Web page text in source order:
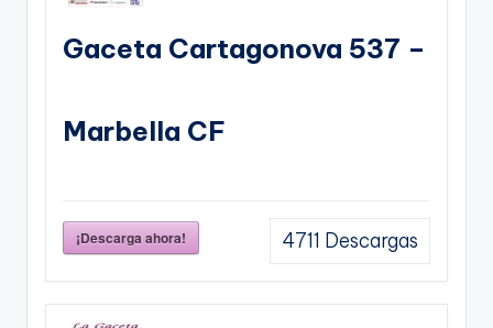
Gaceta Cartagonova 537 –
Marbella CF
¡Descarga ahora! 4711 Descargas